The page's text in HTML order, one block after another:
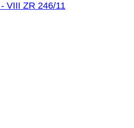
VIII ZR 246/11